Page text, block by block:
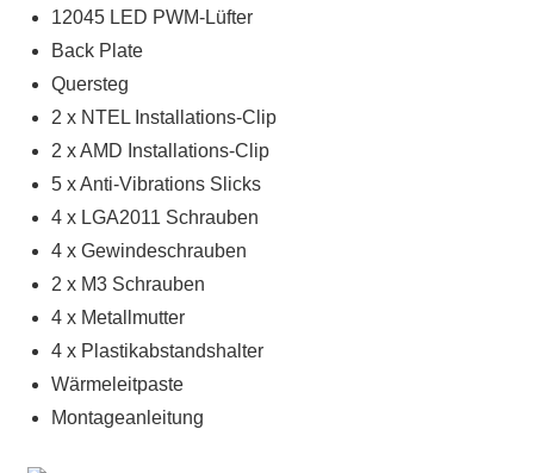
12045 LED PWM-Lüfter
Back Plate
Quersteg
2 x NTEL Installations-Clip
2 x AMD Installations-Clip
5 x Anti-Vibrations Slicks
4 x LGA2011 Schrauben
4 x Gewindeschrauben
2 x M3 Schrauben
4 x Metallmutter
4 x Plastikabstandshalter
Wärmeleitpaste
Montageanleitung